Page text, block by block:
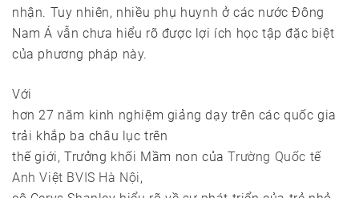
nhận. Tuy nhiên, nhiều phụ huynh ở các nước Đông
Nam Á vẫn chưa hiểu rõ được lợi ích học tập đặc biệt
của phương pháp này.
Với
hơn 27 năm kinh nghiệm giảng dạy trên các quốc gia
trải khắp ba châu lục trên
thế giới, Trưởng khối Mầm non củaTrường Quốc tế
Anh Việt BVIS Hà Nội,